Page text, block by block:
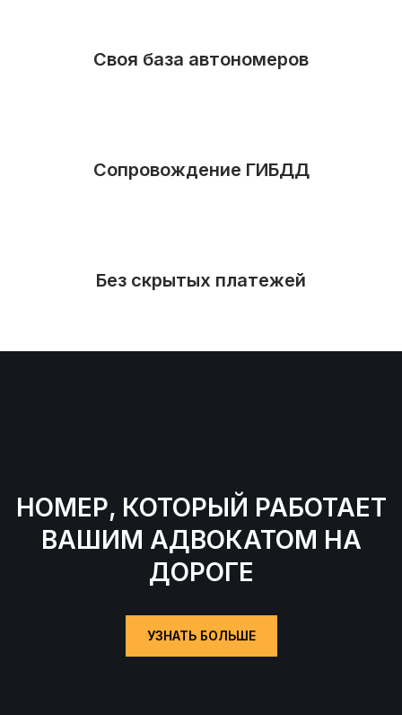
Своя база автономеров
Сопровождение ГИБДД
Без скрытых платежей
НОМЕР, КОТОРЫЙ РАБОТАЕТ
ВАШИМ АДВОКАТОМ НА
ДОРОГЕ
УЗНАТЬ БОЛЬШЕ